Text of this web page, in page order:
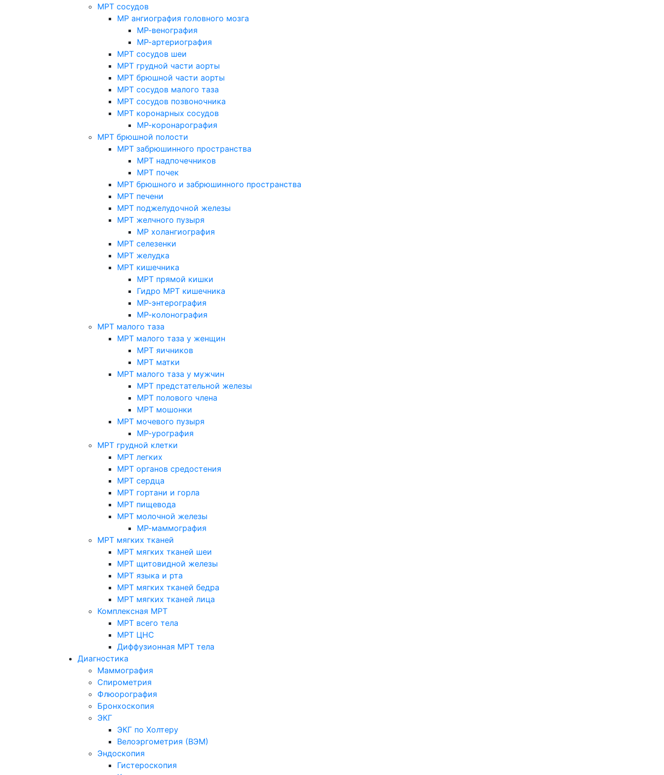
МРТ сосудов
МР ангиография головного мозга
МР-венография
МР-артериография
МРТ сосудов шеи
МРТ грудной части аорты
МРТ брюшной части аорты
МРТ сосудов малого таза
МРТ сосудов позвоночника
МРТ коронарных сосудов
МР-коронарография
МРТ брюшной полости
МРТ забрюшинного пространства
МРТ надпочечников
МРТ почек
МРТ брюшного и забрюшинного пространства
МРТ печени
МРТ поджелудочной железы
МРТ желчного пузыря
МР холангиография
МРТ селезенки
МРТ желудка
МРТ кишечника
МРТ прямой кишки
Гидро МРТ кишечника
МР-энтерография
МР-колонография
МРТ малого таза
МРТ малого таза у женщин
МРТ яичников
МРТ матки
МРТ малого таза у мужчин
МРТ предстательной железы
МРТ полового члена
МРТ мошонки
МРТ мочевого пузыря
МР-урография
МРТ грудной клетки
МРТ легких
МРТ органов средостения
МРТ сердца
МРТ гортани и горла
МРТ пищевода
МРТ молочной железы
МР-маммография
МРТ мягких тканей
МРТ мягких тканей шеи
МРТ щитовидной железы
МРТ языка и рта
МРТ мягких тканей бедра
МРТ мягких тканей лица
Комплексная МРТ
МРТ всего тела
МРТ ЦНС
Диффузионная МРТ тела
Диагностика
Маммография
Спирометрия
Флюорография
Бронхоскопия
ЭКГ
ЭКГ по Холтеру
Велоэргометрия (ВЭМ)
Эндоскопия
Гистероскопия